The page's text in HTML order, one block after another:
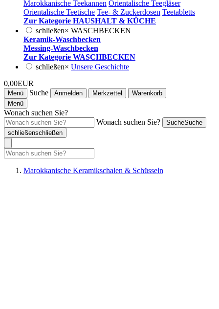
Marokkanische Teekannen Orientalische Teegläser
Orientalische Teetische Tee- & Zuckerdosen Teetabletts
Zur Kategorie HAUSHALT & KÜCHE
schließen× WASCHBECKEN
Keramik-Waschbecken
Messing-Waschbecken
Zur Kategorie WASCHBECKEN
schließen× Unsere Geschichte
0,00EUR
Menü Suche Anmelden Merkzettel
Warenkorb
Menü
Wonach suchen Sie?
Wonach suchen Sie?
SucheSuche
schließenschließen
Marokkanische Keramikschalen & Schüsseln